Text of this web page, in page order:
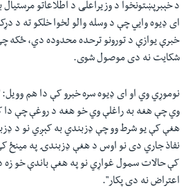
د خېبرپښتونخوا د وزیراعلی د اطلاعاتو
ای ډيوه وايي چې د وسله والو لخوا خلکو ته د
خبرې يوازې د تورونو ترحده محدوده دي، ځکه
شکايت نه دی موصول شوی.
نوموړي وي او ای ډيوه سره خبرو کې دا هم
وي چې هغه به راغلې وي خو هغه د روغې چې دا
هغې کې يو شرط وو چې ډزبندي به کېږي نو د
نفاذ جاري دی نو اوس د هغې ډزبندۍ په مينځ
کې حالات سمول غواړي نو په هغې باندې خو
اعتراض نه دی پکار".